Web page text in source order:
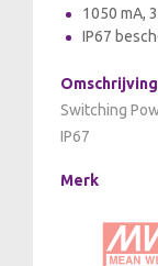
1050 mA,
IP67
Switching
IP67
Merk